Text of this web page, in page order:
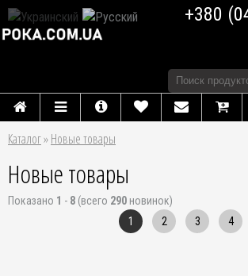
+380
Каталог»Новые товары
Новые товары
Показано 1 - 8 (всего 290 новинок)
1
2 3 4